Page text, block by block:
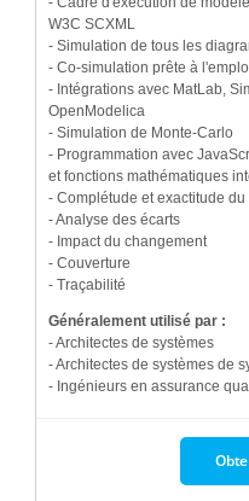
W3C SCXML
- Simulation de tous les
- Co-simulation prête à
- Intégrations avec MatLab,
OpenModelica
- Simulation de Monte-Carlo
- Programmation avec
et fonctions mathématiques
- Complétude et exactitude du
- Analyse des écarts
- Impact du changement
- Couverture
- Traçabilité
Généralement utilisé par :
- Architectes de systèmes
- Architectes de systèmes de
- Ingénieurs en assurance